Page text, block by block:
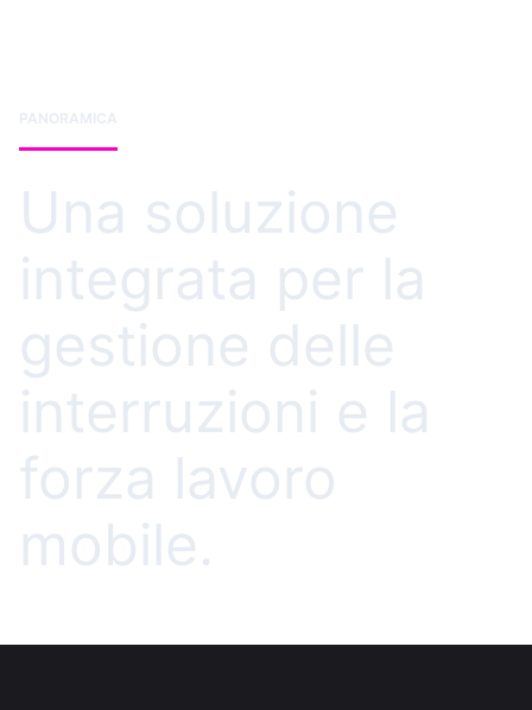
PANORAMICA
Una soluzione
integrata per la
gestione delle
interruzioni e la
forza lavoro
mobile.